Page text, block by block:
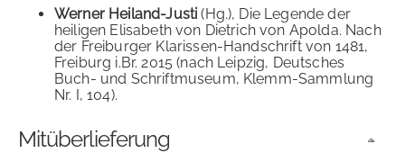
Werner Heiland-Justi(Hg.), Die Legende der
heiligen Elisabeth von Dietrich von Apolda. Nach
der Freiburger Klarissen-Handschrift von 1481,
Freiburg i.Br. 2015 (nach Leipzig, Deutsches
Buch- und Schriftmuseum, Klemm-Sammlung
Nr. I, 104).
Mitüberlieferung